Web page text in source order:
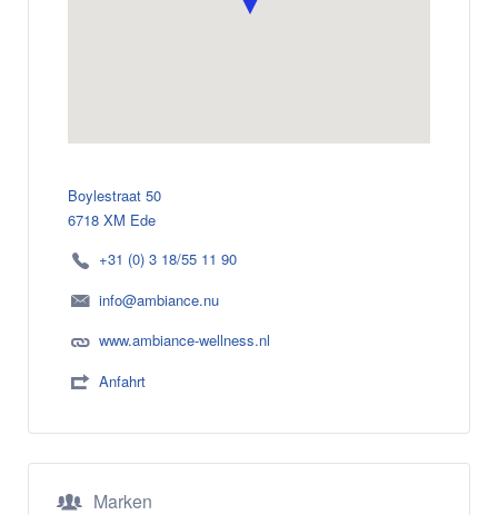
Boylestraat 50
6718 XM Ede
+31 (0) 3 18/55 11 90
info@ambiance.nu
www.ambiance-wellness.nl
Anfahrt
Marken